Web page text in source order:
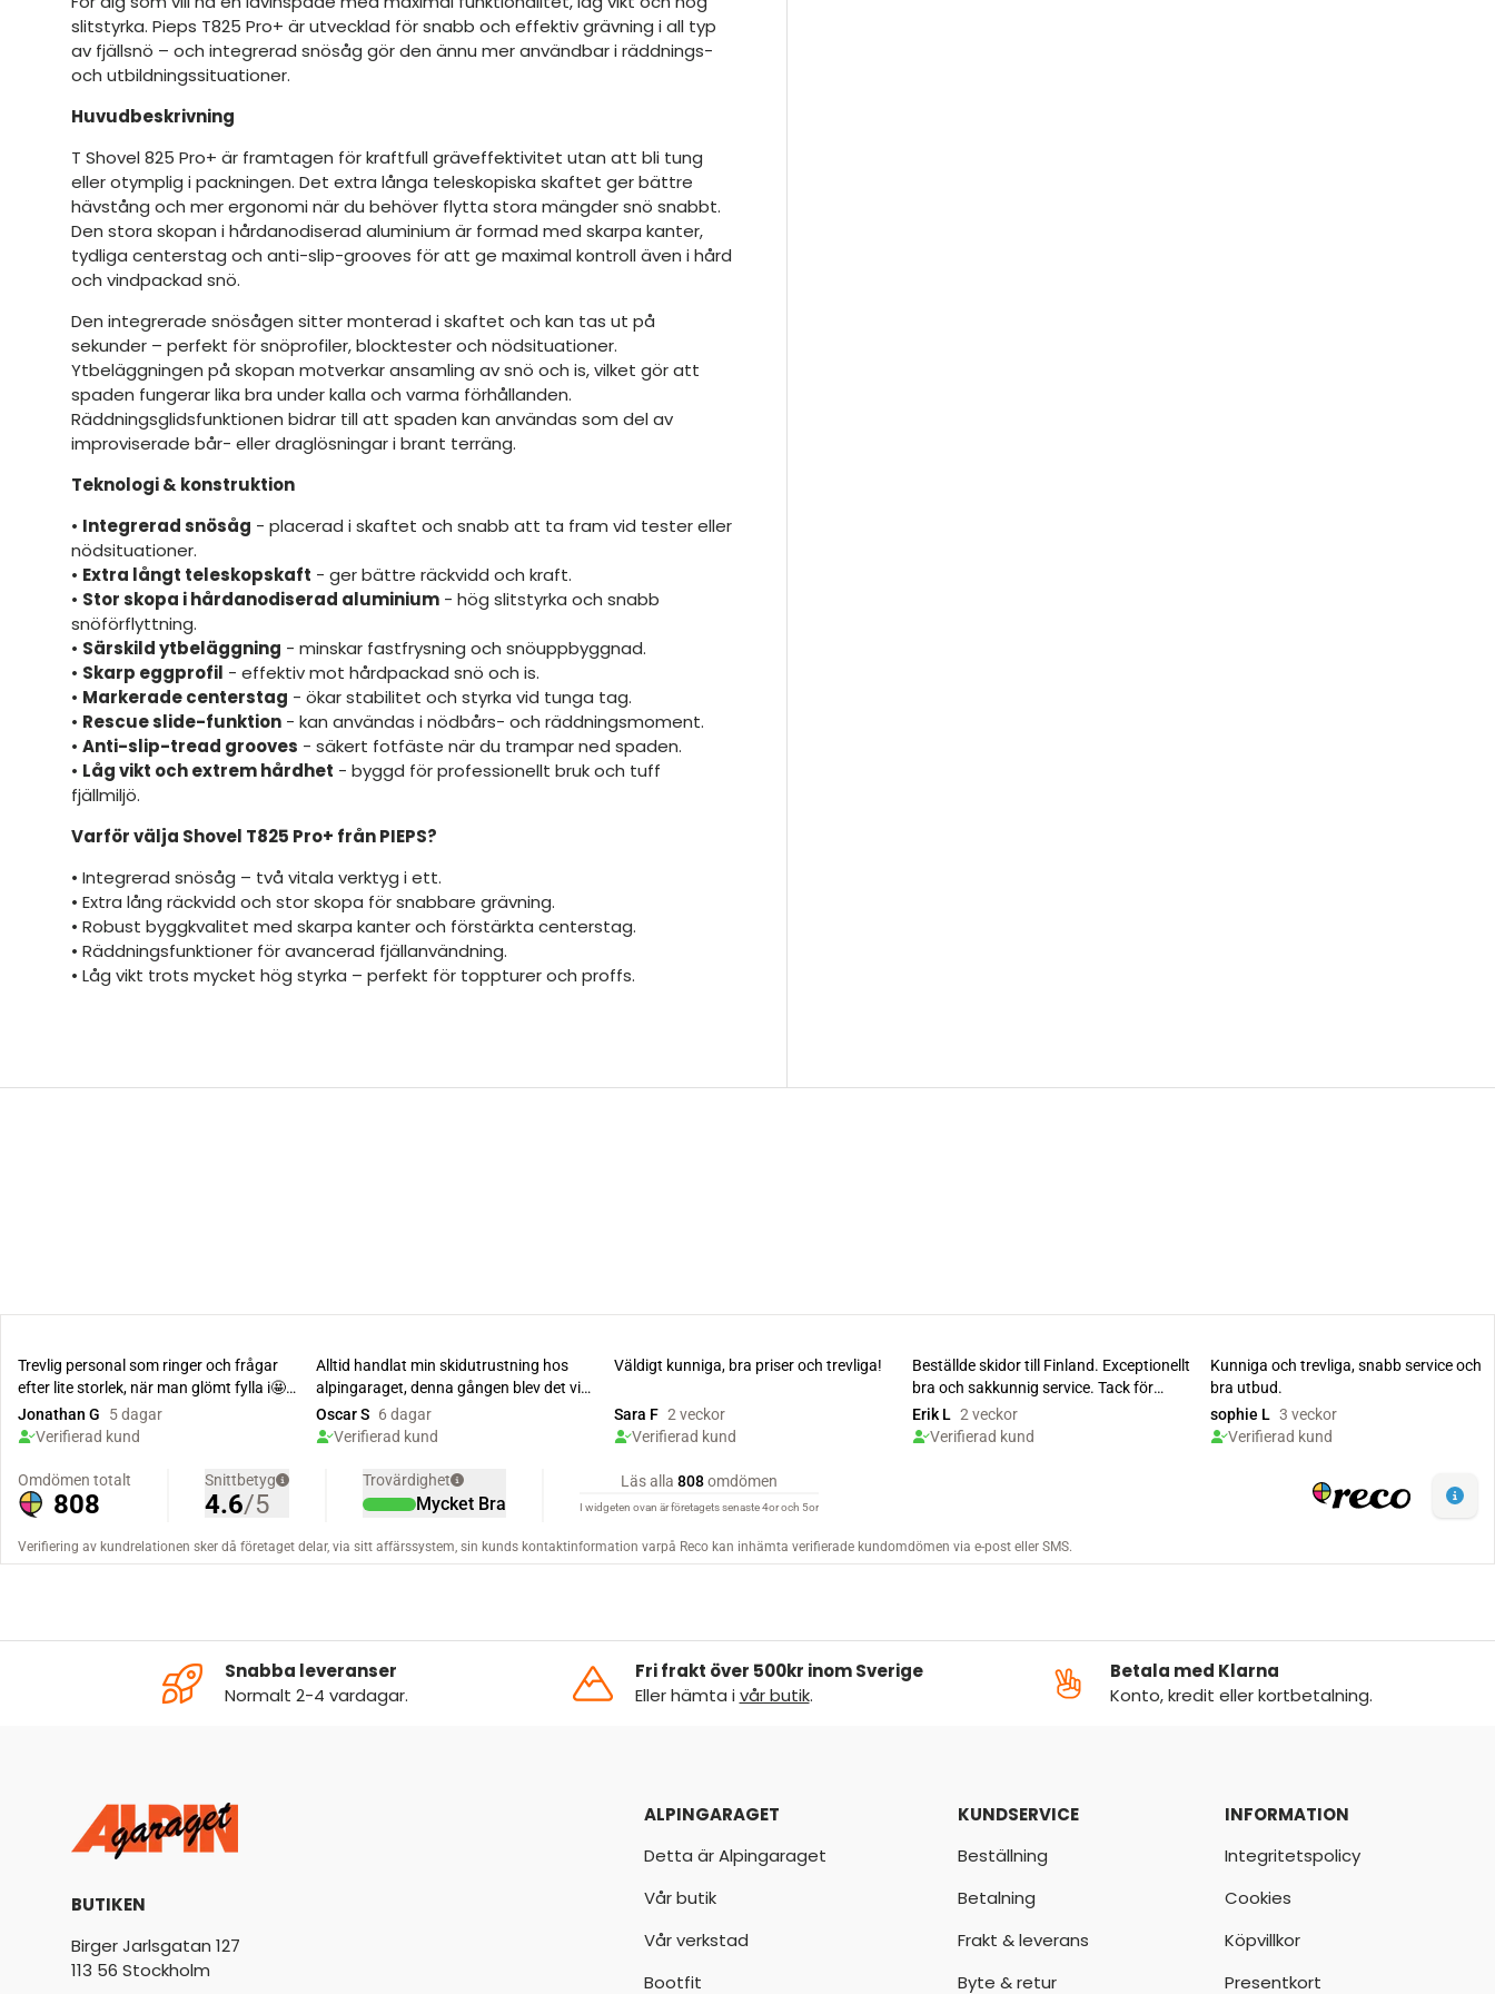
slitstyrka. Pieps T825 Pro+ är utvecklad för snabb och effektiv grävning i all typ
av fjällsnö – och integrerad snösåg gör den ännu mer användbar i räddnings-
och utbildningssituationer.
Huvudbeskrivning
T Shovel 825 Pro+ är framtagen för kraftfull gräveffektivitet utan att bli tung
eller otymplig i packningen. Det extra långa teleskopiska skaftet ger bättre
hävstång och mer ergonomi när du behöver flytta stora mängder snö snabbt.
Den stora skopan i hårdanodiserad aluminium är formad med skarpa kanter,
tydliga centerstag och anti-slip-grooves för att ge maximal kontroll även i hård
och vindpackad snö.
Den integrerade snösågen sitter monterad i skaftet och kan tas ut på
sekunder – perfekt för snöprofiler, blocktester och nödsituationer.
Ytbeläggningen på skopan motverkar ansamling av snö och is, vilket gör att
spaden fungerar lika bra under kalla och varma förhållanden.
Räddningsglidsfunktionen bidrar till att spaden kan användas som del av
improviserade bår- eller draglösningar i brant terräng.
Teknologi & konstruktion
• Integrerad snösåg - placerad i skaftet och snabb att ta fram vid tester eller
nödsituationer.
• Extra långt teleskopskaft - ger bättre räckvidd och kraft.
• Stor skopa i hårdanodiserad aluminium - hög slitstyrka och snabb
snöförflyttning.
• Särskild ytbeläggning - minskar fastfrysning och snöuppbyggnad.
• Skarp eggprofil - effektiv mot hårdpackad snö och is.
• Markerade centerstag - ökar stabilitet och styrka vid tunga tag.
• Rescue slide-funktion - kan användas i nödbårs- och räddningsmoment.
• Anti-slip-tread grooves - säkert fotfäste när du trampar ned spaden.
• Låg vikt och extrem hårdhet - byggd för professionellt bruk och tuff
fjällmiljö.
Varför välja Shovel T825 Pro+ från PIEPS?
• Integrerad snösåg – två vitala verktyg i ett.
• Extra lång räckvidd och stor skopa för snabbare grävning.
• Robust byggkvalitet med skarpa kanter och förstärkta centerstag.
• Räddningsfunktioner för avancerad fjällanvändning.
• Låg vikt trots mycket hög styrka – perfekt för toppturer och proffs.
Snabba leveranser
Normalt 2-4 vardagar.
Fri frakt över 500kr inom Sverige
Eller hämta ivår butik.
Betala med Klarna
Konto, kredit eller kortbetalning.
BUTIKEN
Birger Jarlsgatan 127
113 56 Stockholm
ALPINGARAGET
Detta är Alpingaraget
Vår butik
Vår verkstad
Bootfit
KUNDSERVICE
Beställning
Betalning
Frakt & leverans
Byte & retur
INFORMATION
Integritetspolicy
Cookies
Köpvillkor
Presentkort